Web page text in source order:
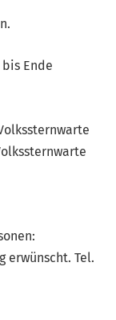
Ende
erwünscht. Tel.